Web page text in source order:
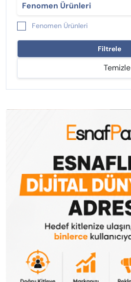
Fenomen Ürünleri
Fenomen Ürünleri
Filtrele
Temizle